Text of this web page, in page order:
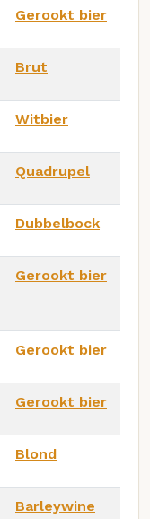
Gerookt bier
Brut
Witbier
Quadrupel
Dubbelbock
Gerookt bier
Gerookt bier
Gerookt bier
Blond
Barleywine